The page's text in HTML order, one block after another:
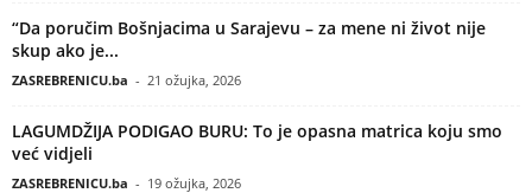
“Da poručim Bošnjacima u Sarajevu – za mene ni život nije
skup ako je...
ZASREBRENICU.ba - 21 ožujka, 2026
LAGUMDŽIJA PODIGAO BURU: To je opasna matrica koju smo
već vidjeli
ZASREBRENICU.ba - 19 ožujka, 2026